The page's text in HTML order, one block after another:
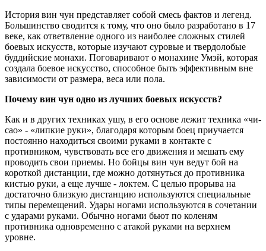
История вин чун представляет собой смесь фактов и легенд.
Большинство сводится к тому, что оно было разработано в 17
веке, как ответвление одного из наиболее сложных стилей
боевых искусств, которые изучают суровые и твердолобые
буддийские монахи. Поговаривают о монахине Умэй, которая
создала боевое искусство, способное быть эффективным вне
зависимости от размера, веса или пола.
Почему вин чун одно из лучших боевых искусств?
Как и в других техниках ушу, в его основе лежит техника «чи-
сао» - «липкие руки», благодаря которым боец приучается
постоянно находиться своими руками в контакте с
противником, чувствовать все его движения и мешать ему
проводить свои приемы. Но бойцы вин чун ведут бой на
короткой дистанции, где можно дотянуться до противника
кистью руки, а еще лучше - локтем. С целью прорыва на
достаточно близкую дистанцию используются специальные
типы перемещений. Удары ногами используются в сочетании
с ударами руками. Обычно ногами бьют по коленям
противника одновременно с атакой руками на верхнем
уровне.